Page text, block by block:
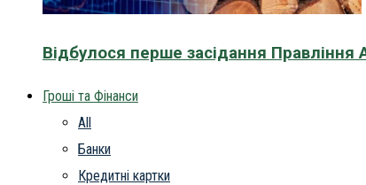
Відбулося перше засідання Правління
Гроші та Фінанси
All
Банки
Кредитні картки